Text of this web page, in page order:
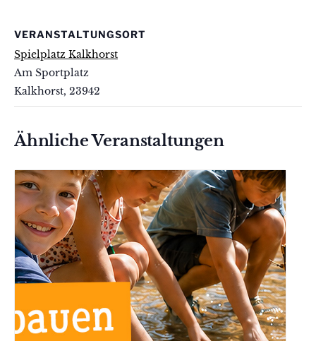
VERANSTALTUNGSORT
Spielplatz Kalkhorst
Am Sportplatz
Kalkhorst, 23942
Ähnliche Veranstaltungen